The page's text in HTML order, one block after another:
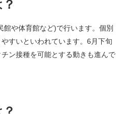
や体育館など)で行います。個別
すいといわれています。6月下旬
ン接種を可能とする動きも進んで